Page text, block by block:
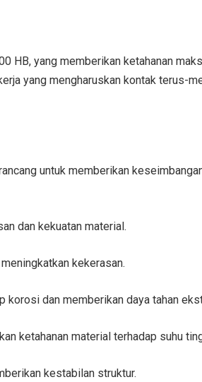
HB, yang memberikan ketahanan
yang mengharuskan kontak terus-
untuk memberikan
dan kekuatan material.
kekerasan.
korosi dan memberikan daya tahan
ketahanan material terhadap suhu
kestabilan struktur.